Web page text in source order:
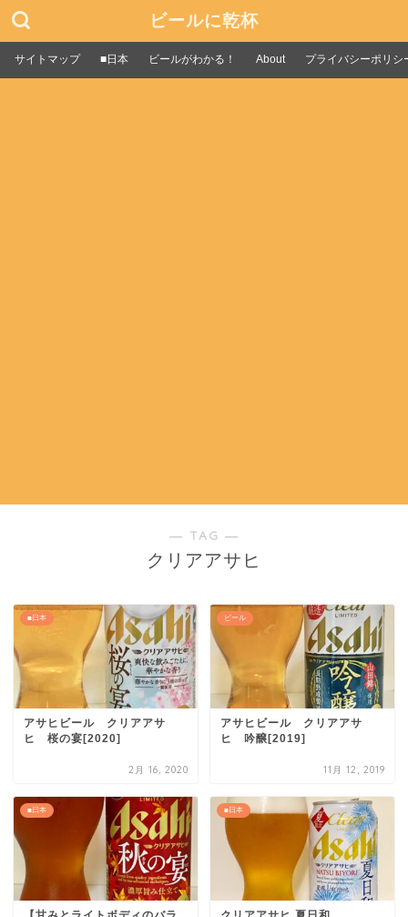
ビールに乾杯
サイトマップ ■日本 ビールがわかる！ About プライバシーポリシ
― TAG ―
クリアアサヒ
■日本
アサヒビール クリアアサ
ヒ 桜の宴[2020]
2月 16, 2020
ビール
アサヒビール クリアアサ
ヒ 吟醸[2019]
11月 12, 2019
■日本 ■日本